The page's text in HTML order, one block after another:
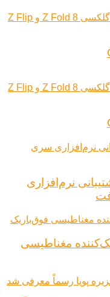
نرم‌افزاری
مغناطیسی